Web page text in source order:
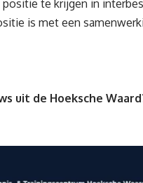
te krijgen in
is met een
uit de Hoeksche